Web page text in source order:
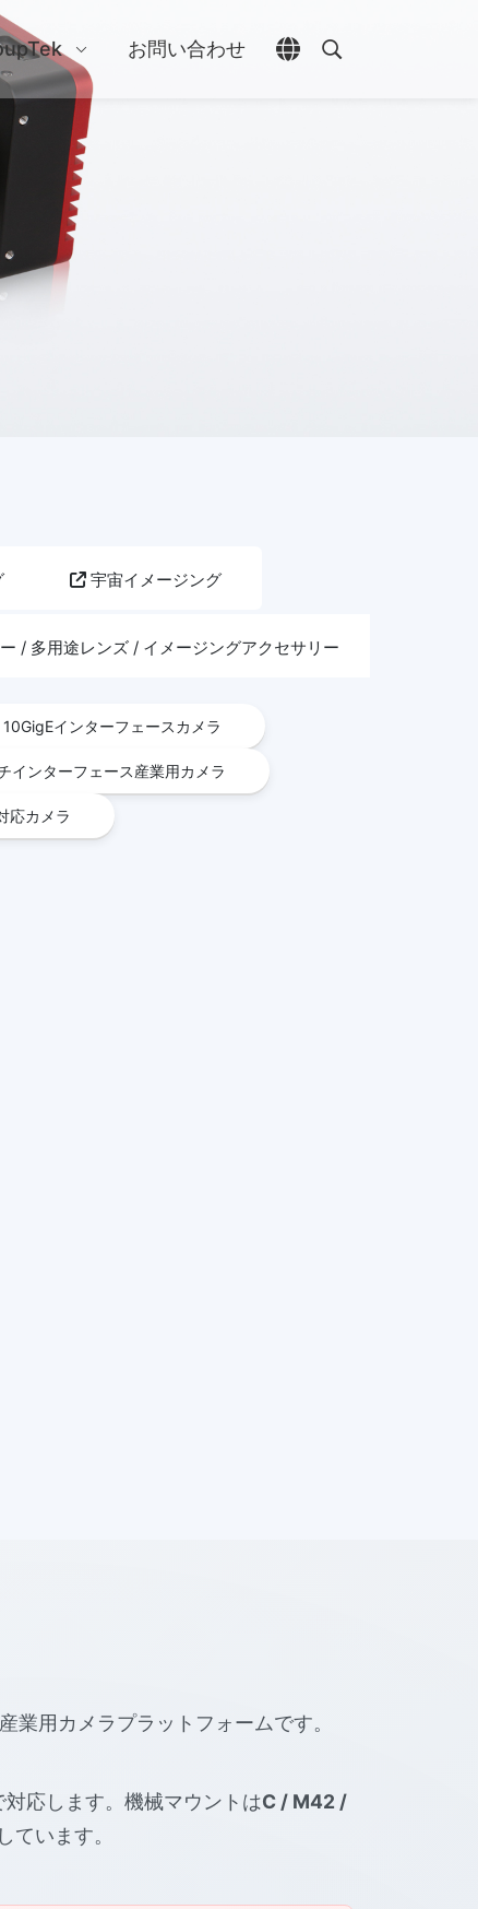
お問い合わせ
言語選択を開く
検索を開く
宇宙イメージング
/ 多用途レンズ / イメージングアクセサリー
10GigEインターフェースカメラ
インターフェース産業用カメラ
応カメラ
用カメラプラットフォームです。
応します。機械マウントはC / M42 /
います。